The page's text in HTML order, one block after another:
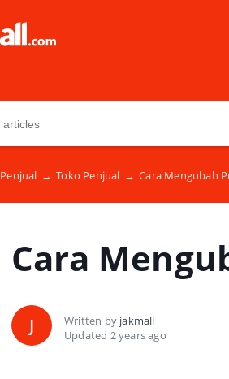
Penjual → Toko Penjual → Cara Mengubah
Cara
J Written by jakmall
Updated 2 years ago